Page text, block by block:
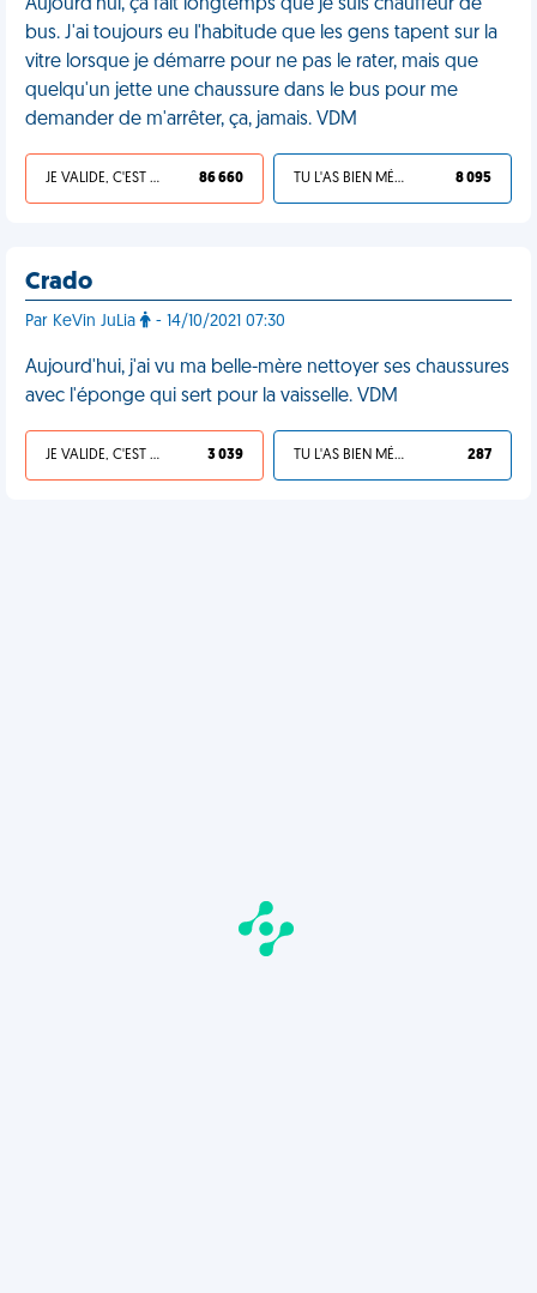
Aujourd'hui, ça fait longtemps que je suis chauffeur de
bus. J'ai toujours eu l'habitude que les gens tapent sur la
vitre lorsque je démarre pour ne pas le rater, mais que
quelqu'un jette une chaussure dans le bus pour me
demander de m'arrêter, ça, jamais. VDM
JE VALIDE, C'EST UNE VDM 86 660 TU L'AS BIEN MÉRITÉ 8 095
Crado
Par KeVin JuLia - 14/10/2021 07:30
Aujourd'hui, j'ai vu ma belle-mère nettoyer ses chaussures
avec l'éponge qui sert pour la vaisselle. VDM
JE VALIDE, C'EST UNE VDM 3 039 TU L'AS BIEN MÉRITÉ 287